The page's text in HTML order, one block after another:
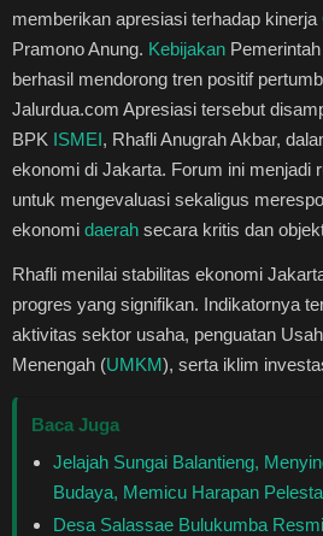
Healthstyle
Essai
Kuliner
Cerpen
Kolom
Puisi
Environmental
memberikan apresiasi terhadap kinerja
Pramono Anung. Kebijakan
berhasil mendorong tren positif
Jalurdua.com Apresiasi tersebut
BPK ISMEI, Rhafli Anugrah Akbar,
ekonomi di Jakarta. Forum ini menjadi
untuk mengevaluasi sekaligus
ekonomi daerah secara kritis dan
Rhafli menilai stabilitas ekonomi
progres yang signifikan. Indikatornya
aktivitas sektor usaha, penguatan
Menengah (UMKM), serta iklim
Baca Juga
Jelajah Sungai Balantieng,
Budaya, Memicu Harapan
Desa Salassae Bulukumba